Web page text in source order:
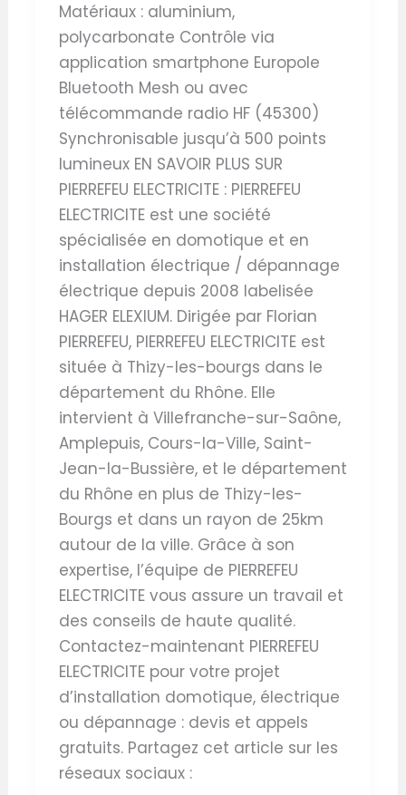
Matériaux : aluminium,
polycarbonate Contrôle via
application smartphone Europole
Bluetooth Mesh ou avec
télécommande radio HF (45300)
Synchronisable jusqu’à 500 points
lumineux EN SAVOIR PLUS SUR
PIERREFEU ELECTRICITE : PIERREFEU
ELECTRICITE est une société
spécialisée en domotique et en
installation électrique / dépannage
électrique depuis 2008 labelisée
HAGER ELEXIUM. Dirigée par Florian
PIERREFEU, PIERREFEU ELECTRICITE est
située à Thizy-les-bourgs dans le
département du Rhône. Elle
intervient à Villefranche-sur-Saône,
Amplepuis, Cours-la-Ville, Saint-
Jean-la-Bussière, et le département
du Rhône en plus de Thizy-les-
Bourgs et dans un rayon de 25km
autour de la ville. Grâce à son
expertise, l’équipe de PIERREFEU
ELECTRICITE vous assure un travail et
des conseils de haute qualité.
Contactez-maintenant PIERREFEU
ELECTRICITE pour votre projet
d’installation domotique, électrique
ou dépannage : devis et appels
gratuits. Partagez cet article sur les
réseaux sociaux :